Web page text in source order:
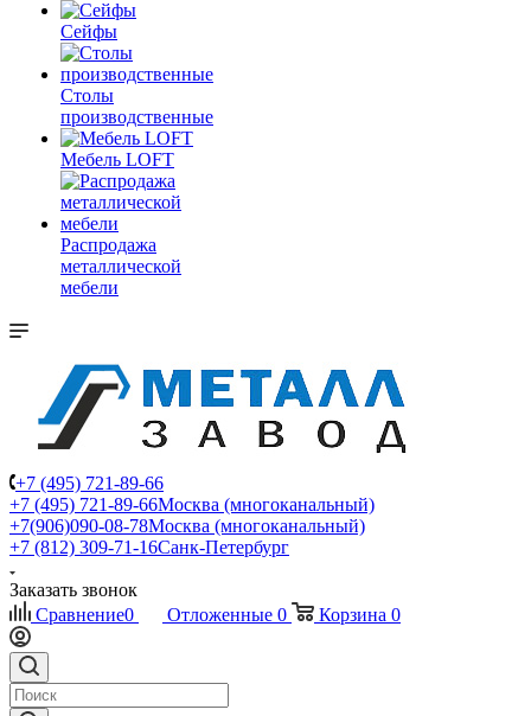
Сейфы
Столы
производственные
Мебель LOFT
Распродажа
металлической
мебели
+7 (495) 721-89-66
+7 (495) 721-89-66Москва (многоканальный)
+7(906)090-08-78Москва (многоканальный)
+7 (812) 309-71-16Санк-Петербург
Заказать звонок
Сравнение0 Отложенные 0 Корзина 0